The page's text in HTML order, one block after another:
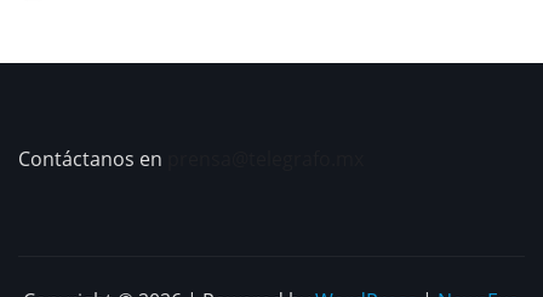
Contáctanos en